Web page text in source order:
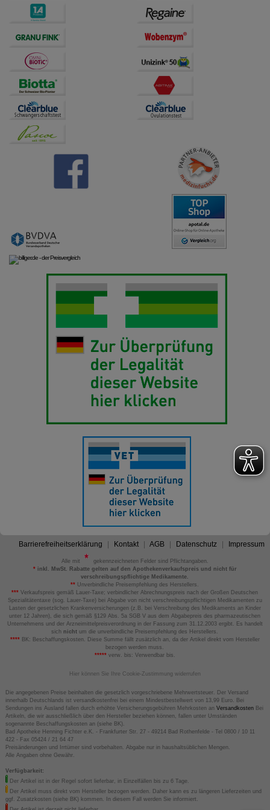
Barrierefreiheitserklärung Kontakt AGB Datenschutz Impressum
Alle mit
gekennzeichneten Felder sind Pflichtangaben.
*inkl. MwSt. Rabatte gelten auf den Apothekenverkaufspreis und nicht für
verschreibungspflichtige Medikamente.
** Unverbindliche Preisempfehlung des Herstellers.
*** Verkaufspreis gemäß Lauer-Taxe; verbindlicher Abrechnungspreis nach der Großen Deutschen
Spezialitätentaxe (sog. Lauer-Taxe) bei Abgabe von nicht verschreibungspflichtigen Medikamenten zu
Lasten der gesetzlichen Krankenversicherungen (z.B. bei Verschreibung des Medikaments an Kinder
unter 12 Jahren), die sich gemäß §129 Abs. 5a SGB V aus dem Abgabepreis des pharmazeutischen
Unternehmens und der Arzneimittelpreisverordnung in der Fassung zum 31.12.2003 ergibt. Es handelt
sich nicht um die unverbindliche Preisempfehlung des Herstellers.
****BK: Beschaffungskosten. Diese Summe fällt zusätzlich an, da der Artikel direkt vom Hersteller
bezogen werden muss.
*****verw. bis: Verwendbar bis.
Hier können Sie Ihre Cookie-Zustimmung widerrufen
Die angegebenen Preise beinhalten die gesetzlich vorgeschriebene Mehrwertsteuer. Der Versand
innerhalb Deutschlands ist versandkostenfrei bei einem Mindestbestellwert von 13,99 Euro. Bei
Sendungen ins Ausland fallen durch erhöhte Versicherungsgebühren Mehrkosten an VersandkostenBei
Artikeln, die wir ausschließlich über den Hersteller beziehen können, fallen unter Umständen
sogenannte Beschaffungskosten an (siehe BK).
Bad Apotheke Henning Fichter e.K. - Frankfurter Str. 27 - 49214 Bad Rothenfelde - Tel 0800 / 10 11
422 - Fax 05424 / 21 64 47
Preisänderungen und Irrtümer sind vorbehalten. Abgabe nur in haushaltsüblichen Mengen.
Alle Angaben ohne Gewähr.
Verfügbarkeit:
Der Artikel ist in der Regel sofort lieferbar, in Einzelfällen bis zu 6 Tage.
Der Artikel muss direkt vom Hersteller bezogen werden. Daher kann es zu längeren Lieferzeiten und
ggf. Zusatzkosten (siehe BK) kommen. In diesem Fall werden Sie informiert.